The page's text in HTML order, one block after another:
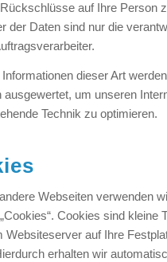
auf Ihre Person
der Daten sind nur die
dieser Art
ausgewertet, um unseren
Technik zu optimieren.
Webseiten verwenden
Cookies sind kleine
Websiteserver auf Ihre
erhalten wir